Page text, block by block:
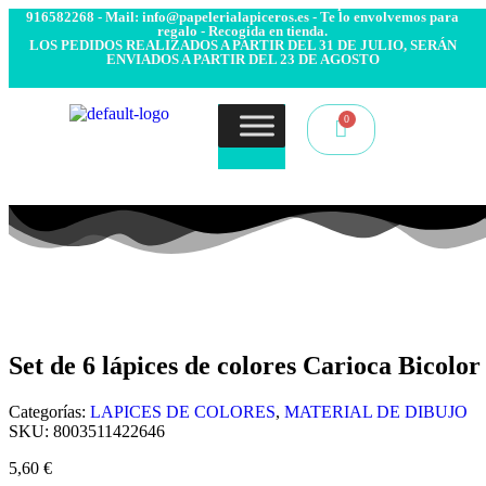
916582268 - Mail: info@papelerialapiceros.es - Te lo envolvemos para
regalo - Recogida en tienda.
LOS PEDIDOS REALIZADOS A PARTIR DEL 31 DE JULIO, SERÁN
ENVIADOS A PARTIR DEL 23 DE AGOSTO
Set de 6 lápices de colores Carioca Bicolor
Categorías: LAPICES DE COLORES, MATERIAL DE DIBUJO
SKU: 8003511422646
5,60 €